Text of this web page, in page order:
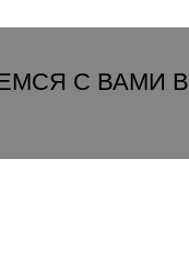
С ВАМИ В